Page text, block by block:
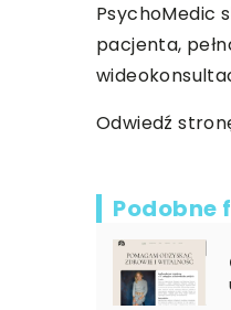
PsychoMedic
pacjenta,
Odwiedź
Podobne